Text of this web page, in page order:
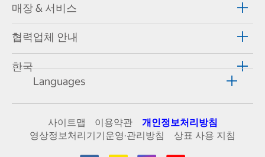
매장 & 서비스
협력업체 안내
한국
Languages
사이트맵 이용약관
개인정보처리방침
영상정보처리기기운영·관리방침
상표 사용 지침